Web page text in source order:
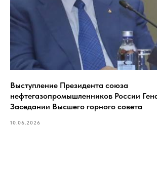
Выступление Президента союза
нефтегазопромышленников России
Заседании Высшего горного совета
10.06.2026